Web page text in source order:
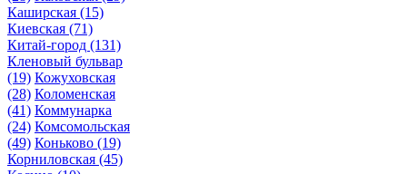
Каширская (15)
Киевская (71)
Китай-город (131)
Кленовый бульвар
(19) Кожуховская
(28) Коломенская
(41) Коммунарка
(24) Комсомольская
(49) Коньково (19)
Корниловская (45)